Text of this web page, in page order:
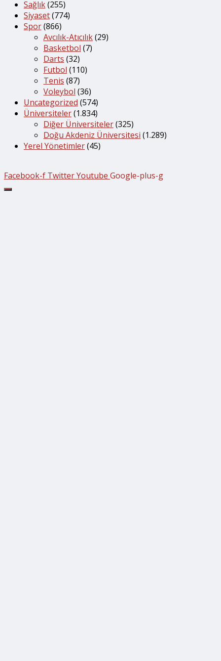
Sağlık(255)
Siyaset(774)
Spor(866)
Avcılık-Atıcılık(29)
Basketbol (7)
Darts (32)
Futbol (110)
Tenis (87)
Voleybol (36)
Uncategorized (574)
Üniversiteler(1.834)
Diğer Üniversiteler(325)
Doğu Akdeniz Üniversitesi (1.289)
Yerel Yönetimler(45)
Facebook-f TwitterYoutube Google-plus-g